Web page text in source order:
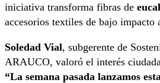
iniciativa transforma fibras de
accesorios textiles de bajo impacto
Soledad Vial, subgerente de
ARAUCO, valoró el interés
“La semana pasada lanzamos